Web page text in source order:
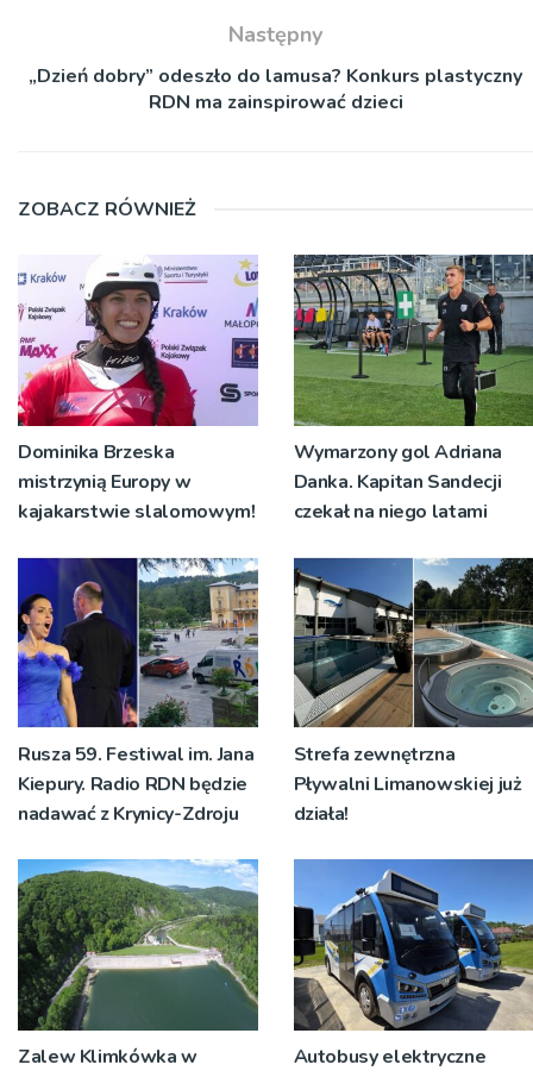
Następny
„Dzień dobry” odeszło do lamusa? Konkurs plastyczny
RDN ma zainspirować dzieci
ZOBACZ RÓWNIEŻ
Dominika Brzeska
mistrzynią Europy w
kajakarstwie slalomowym!
Wymarzony gol Adriana
Danka. Kapitan Sandecji
czekał na niego latami
Rusza 59. Festiwal im. Jana
Kiepury. Radio RDN będzie
nadawać z Krynicy-Zdroju
Strefa zewnętrzna
Pływalni Limanowskiej już
działa!
Zalew Klimkówka w
Autobusy elektryczne